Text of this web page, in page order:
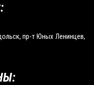
пр-т Юных Ленинцев,